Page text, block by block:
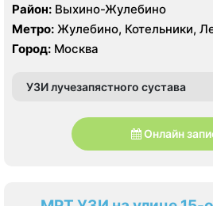
Район: Выхино-Жулебино
Метро: Жулебино, Котельники,
проспект
Город: Москва
УЗИ лучезапястного сустава
Онлайн